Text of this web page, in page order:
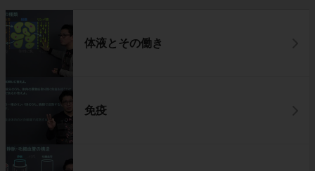
体液とその働き
免疫